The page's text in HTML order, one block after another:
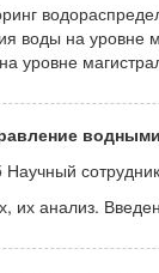
воды на уровне
уровне
Научный сотрудник
их анализ.